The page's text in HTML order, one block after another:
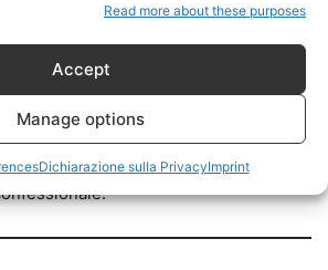
Read more about these purposes
Accept
Manage options
Dichiarazione sulla PrivacyImprint
l’influenza occidentale con una